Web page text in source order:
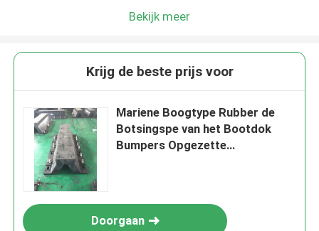
Bekijk meer
Krijg de beste prijs voor
Mariene Boogtype Rubber de
Botsingspe van het Bootdok
Bumpers Opgezette
Doorgaan